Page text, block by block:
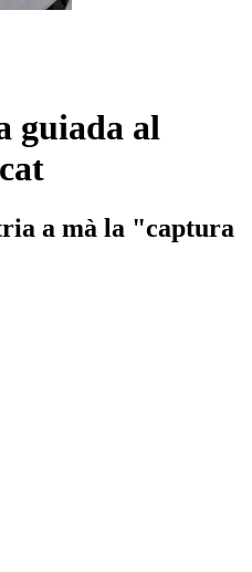
guiada al
a mà la "captura